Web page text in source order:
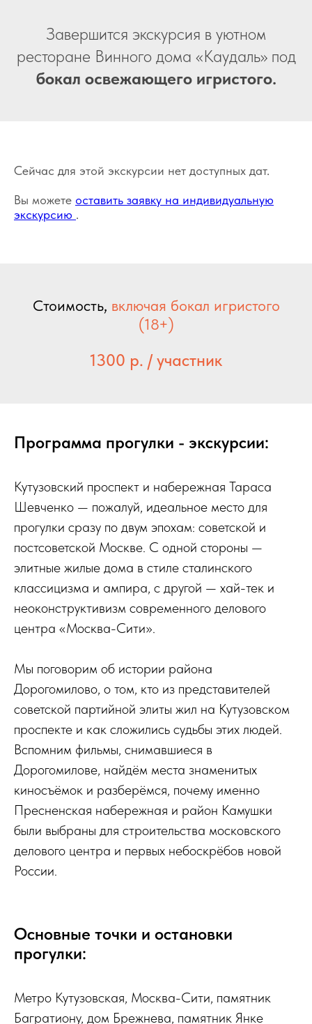
Завершится экскурсия в уютном
ресторане Винного дома «Каудаль» под
бокал освежающего игристого.
Сейчас для этой экскурсии нет доступных дат.
Вы можете оставить заявку на индивидуальную
экскурсию .
Стоимость, включая бокал игристого
(18+)
1300 р. / участник
Программа прогулки - экскурсии:
Кутузовский проспект и набережная Тараса
Шевченко — пожалуй, идеальное место для
прогулки сразу по двум эпохам: советской и
постсоветской Москве. С одной стороны —
элитные жилые дома в стиле сталинского
классицизма и ампира, с другой — хай-тек и
неоконструктивизм современного делового
центра «Москва-Сити».
Мы поговорим об истории района
Дорогомилово, о том, кто из представителей
советской партийной элиты жил на Кутузовском
проспекте и как сложились судьбы этих людей.
Вспомним фильмы, снимавшиеся в
Дорогомилове, найдём места знаменитых
киносъёмок и разберёмся, почему именно
Пресненская набережная и район Камушки
были выбраны для строительства московского
делового центра и первых небоскрёбов новой
России.
Основные точки и остановки
прогулки:
Метро Кутузовская, Москва-Сити, памятник
Багратиону, дом Брежнева, памятник Янке